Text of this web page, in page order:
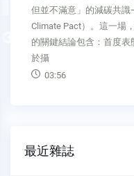
Previous
但並不滿意」的減碳共
Climate Pact）。這一場
的關鍵結論包含：首度
於攝
03:56
最近雜誌